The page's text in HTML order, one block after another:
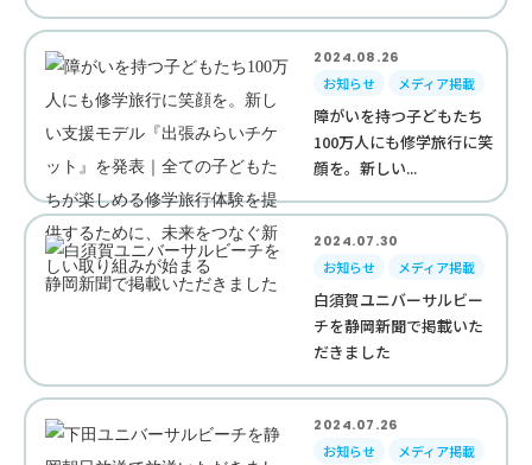
2024.08.26
お知らせ
メディア掲載
障がいを持つ子どもたち
100万人にも修学旅行に笑
顔を。新しい...
2024.07.30
お知らせ
メディア掲載
白須賀ユニバーサルビー
チを静岡新聞で掲載いた
だきました
2024.07.26
お知らせ
メディア掲載